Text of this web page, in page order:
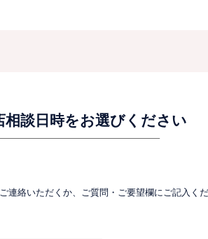
相談日時をお選びください
連絡いただくか、ご質問・ご要望欄にご記入く